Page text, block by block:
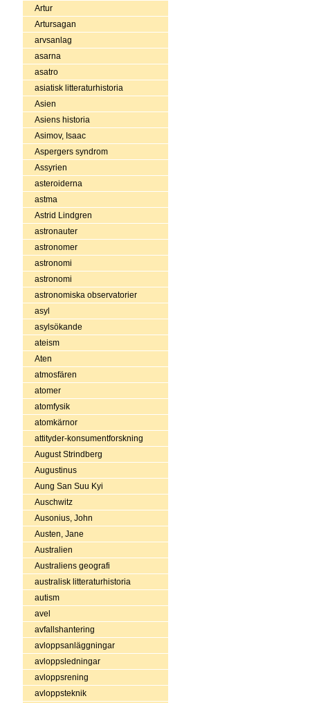
Artur
Artursagan
arvsanlag
asarna
asatro
asiatisk litteraturhistoria
Asien
Asiens historia
Asimov, Isaac
Aspergers syndrom
Assyrien
asteroiderna
astma
Astrid Lindgren
astronauter
astronomer
astronomi
astronomi
astronomiska observatorier
asyl
asylsökande
ateism
Aten
atmosfären
atomer
atomfysik
atomkärnor
attityder-konsumentforskning
August Strindberg
Augustinus
Aung San Suu Kyi
Auschwitz
Ausonius, John
Austen, Jane
Australien
Australiens geografi
australisk litteraturhistoria
autism
avel
avfallshantering
avloppsanläggningar
avloppsledningar
avloppsrening
avloppsteknik